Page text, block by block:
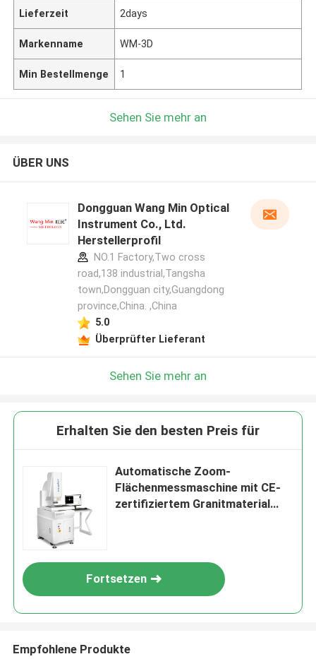
Lieferzeit 2days
Markenname WM-3D
Min Bestellmenge 1
Sehen Sie mehr an
ÜBER UNS
Dongguan Wang Min Optical
Instrument Co., Ltd.
Herstellerprofil
NO.1 Factory,Two cross
road,138 industrial,Tangsha
town,Dongguan city,Guangdong
province,China. ,China
5.0
Überprüfter Lieferant
Sehen Sie mehr an
Erhalten Sie den besten Preis für
Automatische Zoom-
Flächenmessmaschine mit CE-
zertifiziertem Granitmaterial
Fortsetzen
Empfohlene Produkte